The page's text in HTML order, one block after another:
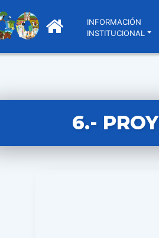
INFORMACIÓN
INSTITUCIONAL
6.-